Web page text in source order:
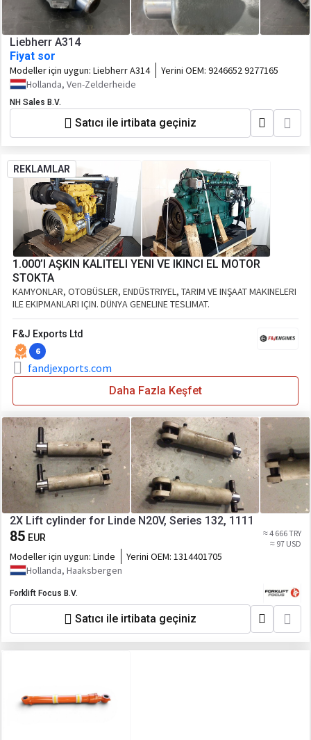
Liebherr A314
Fiyat sor
Modeller için uygun: Liebherr A314 Yerini OEM: 9246652 9277165
Hollanda, Ven-Zelderheide
NH Sales B.V.
Satıcı ile irtibata geçiniz
REKLAMLAR
1.000’I AŞKIN KALITELI YENI VE IKINCI EL MOTOR
STOKTA
KAMYONLAR, OTOBÜSLER, ENDÜSTRIYEL, TARIM VE INŞAAT MAKINELERI
ILE EKIPMANLARI IÇIN. DÜNYA GENELINE TESLIMAT.
F&J Exports Ltd
6
fandjexports.com
Daha Fazla Keşfet
2X Lift cylinder for Linde N20V, Series 132, 1111
85 EUR
≈ 4 666 TRY
≈ 97 USD
Modeller için uygun: Linde Yerini OEM: 1314401705
Hollanda, Haaksbergen
Forklift Focus B.V.
Satıcı ile irtibata geçiniz